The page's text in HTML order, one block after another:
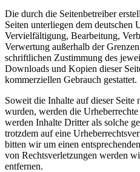
Die durch die Seitenbetreiber
Seiten unterliegen dem deutschen
Vervielfältigung, Bearbeitung,
Verwertung außerhalb der
schriftlichen Zustimmung des
Downloads und Kopien dieser
kommerziellen Gebrauch gestattet.
Soweit die Inhalte auf dieser Seite
wurden, werden die
werden Inhalte Dritter als solche
trotzdem auf eine
bitten wir um einen
von Rechtsverletzungen werden
entfernen.